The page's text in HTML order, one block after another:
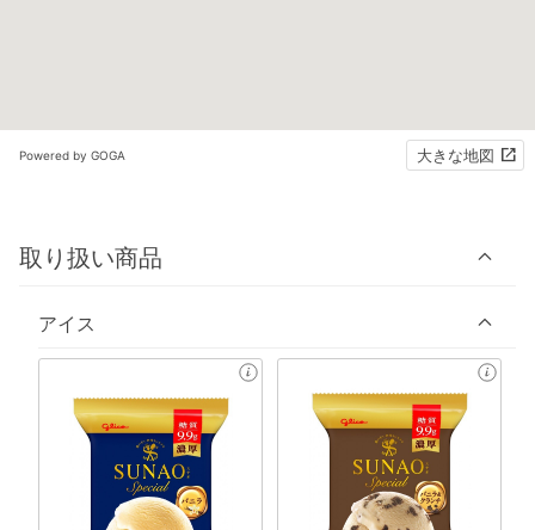
Powered by GOGA 大きな地図
取り扱い商品
アイス